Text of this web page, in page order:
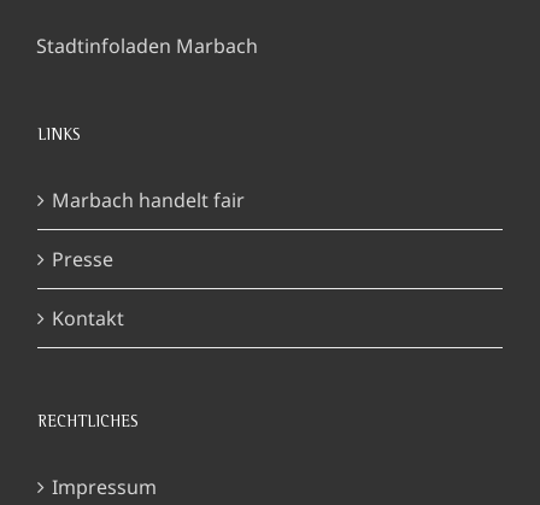
Stadtinfoladen Marbach
LINKS
Marbach handelt fair
Presse
Kontakt
RECHTLICHES
Impressum